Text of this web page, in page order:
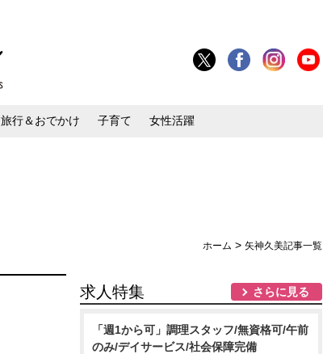
旅行＆おでかけ 子育て 女性活躍
ホーム > 矢神久美記事一覧
求人特集 さらに見る
「週1から可」調理スタッフ/無資格可/午前
のみ/デイサービス/社会保障完備